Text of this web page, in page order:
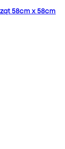
58cm x 58cm